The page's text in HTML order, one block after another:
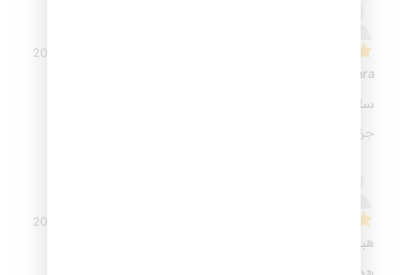
Sara
سارة
جزاكم الله خيرًا وبارك الله فيكم.
هبه زين